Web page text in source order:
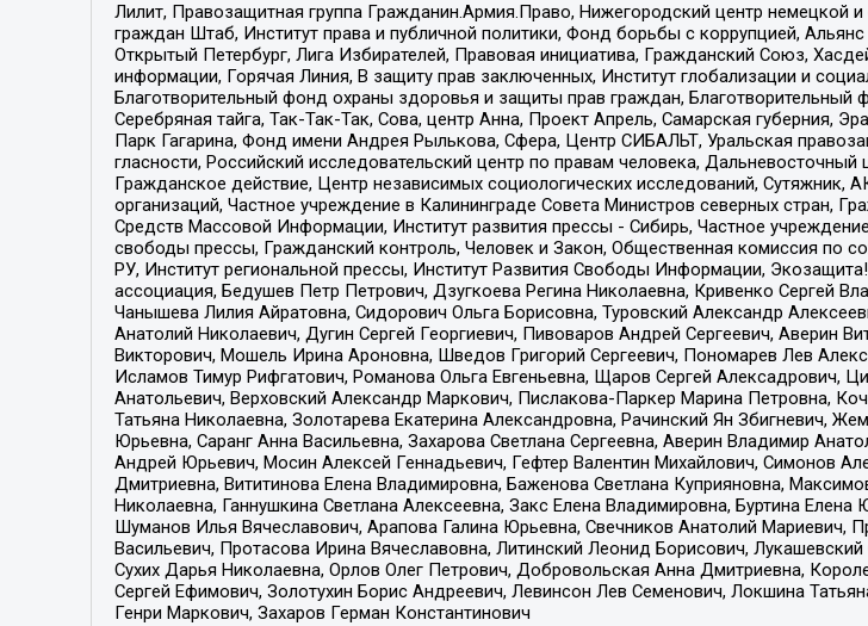
Лилит, Правозащитная группа Гражданин.Армия.Право, Нижегородский центр немецкой
граждан Штаб, Институт права и публичной политики, Фонд борьбы с коррупцией,
Открытый Петербург, Лига Избирателей, Правовая инициатива, Гражданский Союз,
информации, Горячая Линия, В защиту прав заключенных, Институт глобализации и
Благотворительный фонд охраны здоровья и защиты прав граждан,
Серебряная тайга, Так-Так-Так, Сова, центр Анна, Проект Апрель, Самарская губерния,
Парк Гагарина, Фонд имени Андрея Рылькова, Сфера, Центр СИБАЛЬТ, Уральская
гласности, Российский исследовательский центр по правам человека, Дальневосточный
Гражданское действие, Центр независимых социологических исследований,
организаций, Частное учреждение в Калининграде Совета Министров северных стран,
Средств Массовой Информации, Институт развития прессы - Сибирь, Частное
свободы прессы, Гражданский контроль, Человек и Закон, Общественная комиссия по
РУ, Институт региональной прессы, Институт Развития Свободы Информации,
ассоциация, Бедушев Петр Петрович, Дзугкоева Регина Николаевна, Кривенко Сергей
Чанышева Лилия Айратовна, Сидорович Ольга Борисовна, Туровский Александр
Анатолий Николаевич, Дугин Сергей Георгиевич, Пивоваров Андрей Сергеевич, Аверин
Викторович, Мошель Ирина Ароновна, Шведов Григорий Сергеевич, Пономарев Лев
Исламов Тимур Рифгатович, Романова Ольга Евгеньевна, Щаров Сергей Алексадрович,
Анатольевич, Верховский Александр Маркович, Пислакова-Паркер Марина Петровна,
Татьяна Николаевна, Золотарева Екатерина Александровна, Рачинский Ян Збигневич,
Юрьевна, Саранг Анна Васильевна, Захарова Светлана Сергеевна, Аверин Владимир
Андрей Юрьевич, Мосин Алексей Геннадьевич, Гефтер Валентин Михайлович, Симонов
Дмитриевна, Вититинова Елена Владимировна, Баженова Светлана Куприяновна,
Николаевна, Ганнушкина Светлана Алексеевна, Закс Елена Владимировна, Буртина
Шуманов Илья Вячеславович, Арапова Галина Юрьевна, Свечников Анатолий
Васильевич, Протасова Ирина Вячеславовна, Литинский Леонид Борисович,
Сухих Дарья Николаевна, Орлов Олег Петрович, Добровольская Анна Дмитриевна,
Сергей Ефимович, Золотухин Борис Андреевич, Левинсон Лев Семенович, Локшина
Генри Маркович, Захаров Герман Константинович